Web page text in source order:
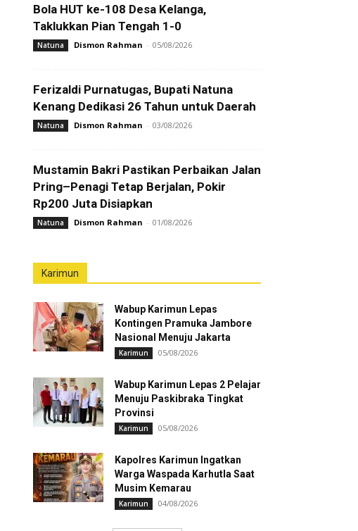
Bola HUT ke-108 Desa Kelanga,
Taklukkan Pian Tengah 1-0
Natuna Dismon Rahman - 05/08/2026
Ferizaldi Purnatugas, Bupati Natuna
Kenang Dedikasi 26 Tahun untuk Daerah
Natuna Dismon Rahman - 03/08/2026
Mustamin Bakri Pastikan Perbaikan Jalan
Pring–Penagi Tetap Berjalan, Pokir
Rp200 Juta Disiapkan
Natuna Dismon Rahman - 01/08/2026
Karimun
Wabup Karimun Lepas
Kontingen Pramuka Jambore
Nasional Menuju Jakarta
Karimun 05/08/2026
Wabup Karimun Lepas 2 Pelajar
Menuju Paskibraka Tingkat
Provinsi
Karimun 05/08/2026
Kapolres Karimun Ingatkan
Warga Waspada Karhutla Saat
Musim Kemarau
Karimun 04/08/2026